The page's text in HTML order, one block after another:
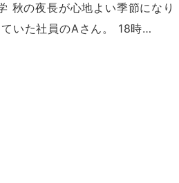
秋の夜長が心地よい季節になり
いた社員のAさん。 18時…